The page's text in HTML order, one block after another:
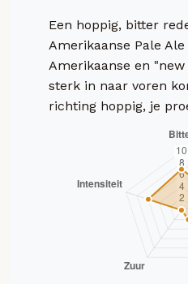
Een hoppig, bitter
Amerikaanse Pale
Amerikaanse en
sterk in naar voren
richting hoppig, je